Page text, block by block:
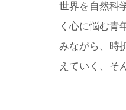
世界を自然科
く心に悩む青
みながら、時
えていく、そ